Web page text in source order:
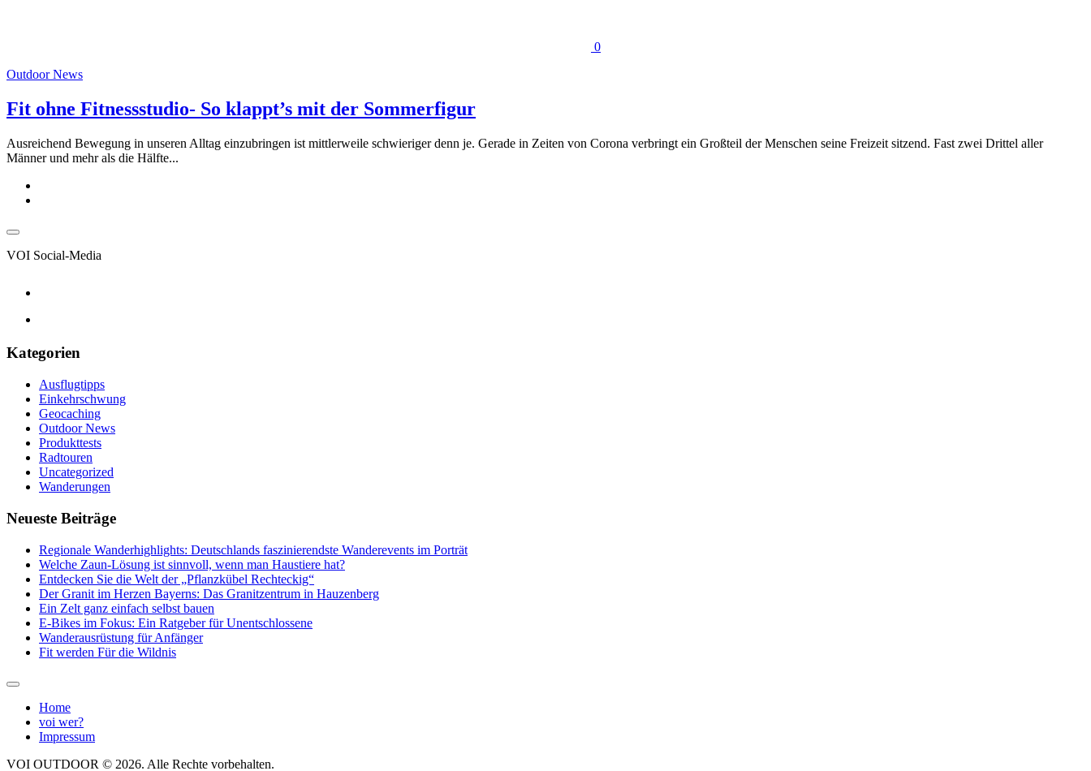
0
Outdoor News
Fit ohne Fitnessstudio- So klappt’s mit der Sommerfigur
Ausreichend Bewegung in unseren Alltag einzubringen ist mittlerweile schwieriger denn je. Gerade in Zeiten von Corona verbringt ein Großteil der Menschen seine Freizeit sitzend. Fast zwei Drittel aller
Männer und mehr als die Hälfte...
VOI Social-Media
Kategorien
Ausflugtipps
Einkehrschwung
Geocaching
Outdoor News
Produkttests
Radtouren
Uncategorized
Wanderungen
Neueste Beiträge
Regionale Wanderhighlights: Deutschlands faszinierendste Wanderevents im Porträt
Welche Zaun-Lösung ist sinnvoll, wenn man Haustiere hat?
Entdecken Sie die Welt der „Pflanzkübel Rechteckig“
Der Granit im Herzen Bayerns: Das Granitzentrum in Hauzenberg
Ein Zelt ganz einfach selbst bauen
E-Bikes im Fokus: Ein Ratgeber für Unentschlossene
Wanderausrüstung für Anfänger
Fit werden Für die Wildnis
Home
voi wer?
Impressum
VOI OUTDOOR © 2026. Alle Rechte vorbehalten.